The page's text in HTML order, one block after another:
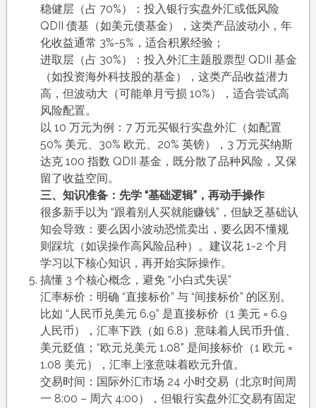
稳健层（占 70%）：投入银行实盘外汇或低风险
QDII 债基（如美元债基金），这类产品波动小，年
化收益通常 3%-5%，适合积累经验；​
进取层（占 30%）：投入外汇主题股票型 QDII 基金
（如投资海外科技股的基金），这类产品收益潜力
高，但波动大（可能单月亏损 10%），适合尝试高
风险配置。​
以 10 万元为例：7 万元买银行实盘外汇（如配置
50% 美元、30% 欧元、20% 英镑），3 万元买纳斯
达克 100 指数 QDII 基金，既分散了品种风险，又保
留了收益空间。​
三、知识准备：先学 “基础逻辑”，再动手操作​
很多新手以为 “跟着别人买就能赚钱”，但缺乏基础认
知会导致：要么因小波动恐慌卖出，要么因不懂规
则踩坑（如误操作高风险品种）。建议花 1-2 个月
学习以下核心知识，再开始实际操作。​
搞懂 3 个核心概念，避免 “小白式失误”​
汇率标价：明确 “直接标价” 与 “间接标价” 的区别。
比如 “人民币兑美元 6.9” 是直接标价（1 美元 = 6.9
人民币），汇率下跌（如 6.8）意味着人民币升值、
美元贬值；“欧元兑美元 1.08” 是间接标价（1 欧元 =
1.08 美元），汇率上涨意味着欧元升值。​
交易时间：国际外汇市场 24 小时交易（北京时间周
一 8:00 – 周六 4:00），但银行实盘外汇交易有固定